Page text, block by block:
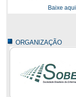
Baixe aqui
ORGANIZAÇÃO